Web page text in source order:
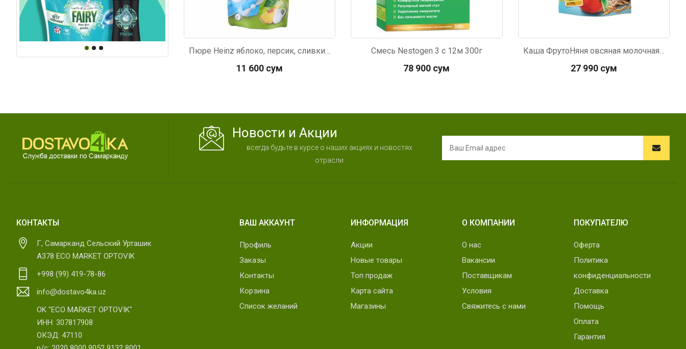
Пюре Heinz яблоко, персик, сливки с 6м 90г
11 600 сум
Смесь Nestogen 3 с 12м 300г
78 900 сум
Каша ФрутоНяня овсяная молочная с персиком с 5м 200г
27 990 сум
Новости и Акции
всегда будьте в курсе о наших акциях и новостях
отрасли
КОНТАКТЫ
Г, Самарканд Сельский Урташик
А378 ECO MARKET OPTOVIK
+998 (99) 419-78-86
info@dostavo4ka.uz
OK "ECO MARKET OPTOVIK"
ИНН: 307817908
ОКЭД: 47110
ВАШ АККАУНТ
Профиль
Заказы
Контакты
Корзина
Список желаний
ИНФОРМАЦИЯ
Акции
Новые товары
Топ продаж
Карта сайта
Магазины
О КОМПАНИИ
О нас
Вакансии
Поставщикам
Условия
Свяжитесь с нами
ПОКУПАТЕЛЮ
Оферта
Политика
конфиденциальности
Доставка
Помощь
Оплата
Гарантия